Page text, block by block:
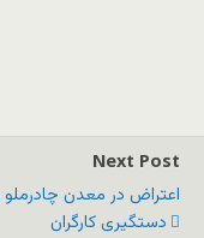
Next Post
اعتراض‌ در معدن
دستگیری کارگران